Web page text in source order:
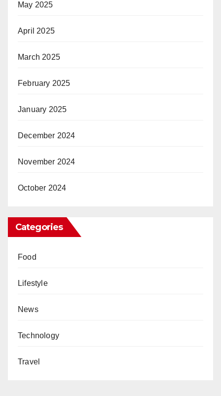
May 2025
April 2025
March 2025
February 2025
January 2025
December 2024
November 2024
October 2024
Categories
Food
Lifestyle
News
Technology
Travel